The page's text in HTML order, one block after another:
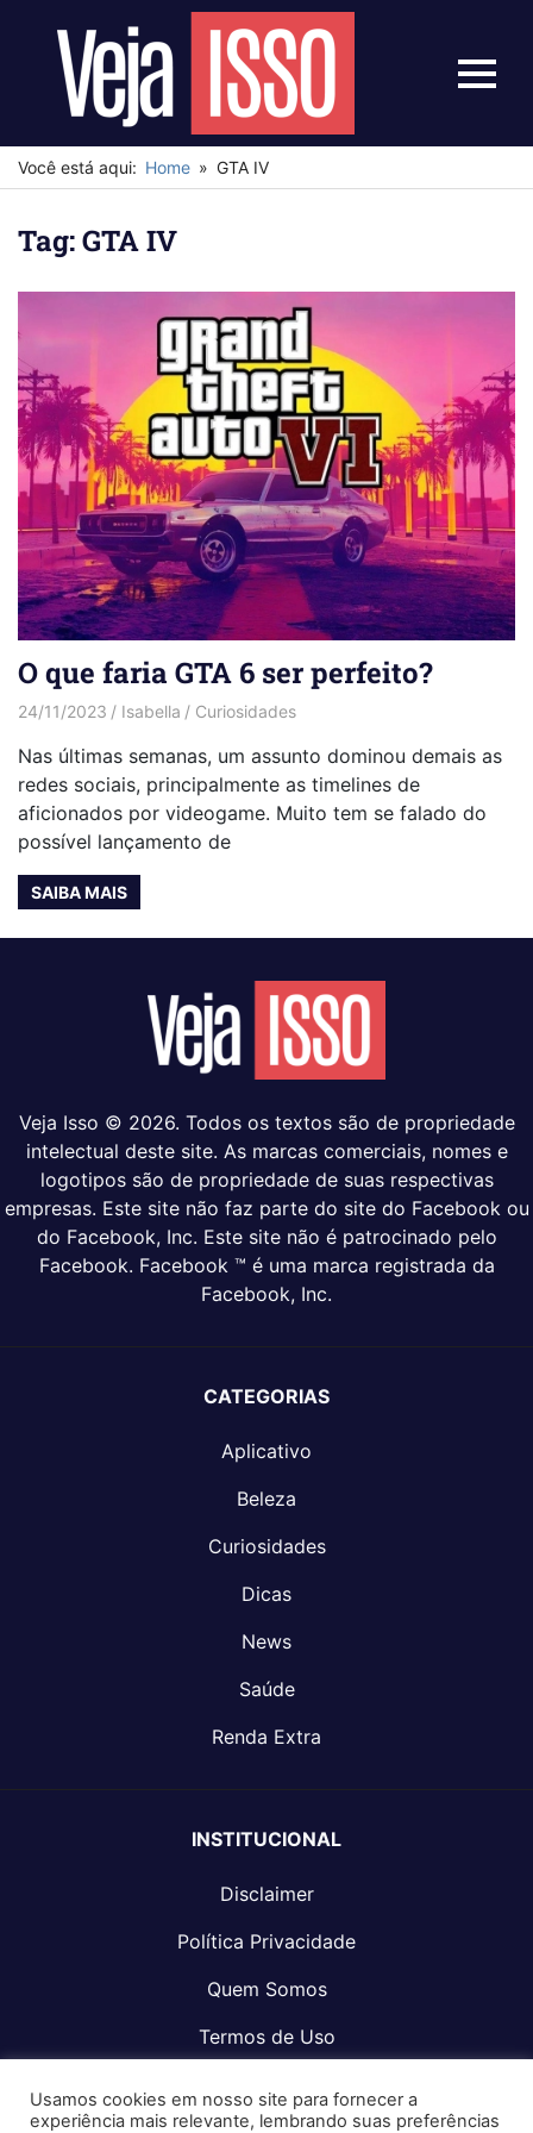
content
Veja
Isso
Menu
Você está aqui: Home GTA IV
Tag:GTA IV
O que faria GTA 6 ser perfeito?
24/11/2023 Isabella Curiosidades
Nas últimas semanas, um assunto dominou demais as
redes sociais, principalmente as timelines de
aficionados por videogame. Muito tem se falado do
possível lançamento de
SAIBA MAIS
Veja Isso © 2026. Todos os textos são de propriedade
intelectual deste site. As marcas comerciais, nomes e
logotipos são de propriedade de suas respectivas
empresas. Este site não faz parte do site do Facebook ou
do Facebook, Inc. Este site não é patrocinado pelo
Facebook. Facebook ™ é uma marca registrada da
Facebook, Inc.
CATEGORIAS
Aplicativo
Beleza
Curiosidades
Dicas
News
Saúde
Renda Extra
INSTITUCIONAL
Disclaimer
Política Privacidade
Quem Somos
Termos de Uso
Usamos cookies em nosso site para fornecer a
experiência mais relevante, lembrando suas preferências